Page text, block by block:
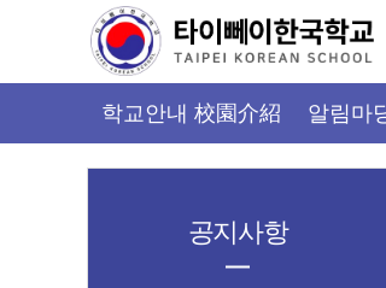
학교안내 校園介紹 알림마
공지사항